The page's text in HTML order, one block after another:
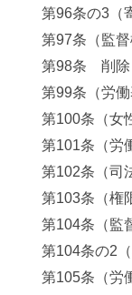
第96条の3（
第97条（監督
第98条 削除
第99条（労
第100条（女
第101条（労
第102条（司
第103条（権
第104条（監
第104条の2（
第105条（労